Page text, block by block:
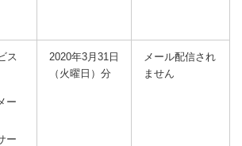
ス
ー
ー
2020年3月31日
（火曜日）分
メール配信され
ません